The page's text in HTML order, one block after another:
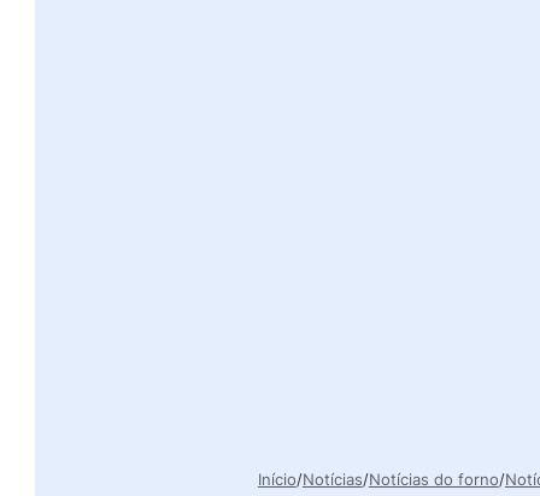
Início Notícias Notícias do forno